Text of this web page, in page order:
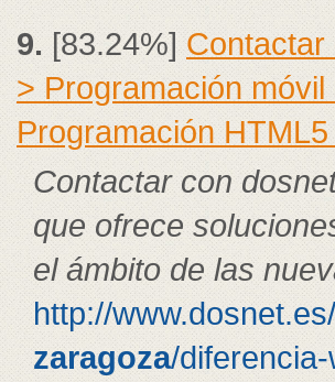
9. [83.24%]Contactar
> Programación
Programación
Contactar con
que ofrece
el ámbito de las
http://
zaragoza/